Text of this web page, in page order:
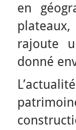
en
rajoute
donné